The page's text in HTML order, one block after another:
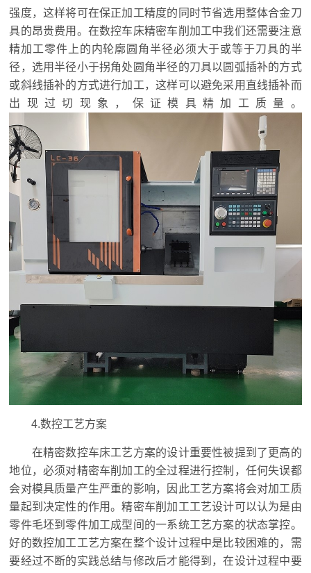
强度，这样将可在保正加工精度的同时节省选用整体合金刀
具的昂贵费用。在数控车床精密车削加工中我们还需要注意
精加工零件上的内轮廓圆角半径必须大于或等于刀具的半
径，选用半径小于拐角处圆角半径的刀具以圆弧插补的方式
或斜线插补的方式进行加工，这样可以避免采用直线插补而
出现过切现象，保证模具精加工质量。
4.数控工艺方案
在精密数控车床工艺方案的设计重要性被提到了更高的
地位，必须对精密车削加工的全过程进行控制，任何失误都
会对模具质量产生严重的影响，因此工艺方案将会对加工质
量起到决定性的作用。精密车削加工工艺设计可以认为是由
零件毛坯到零件加工成型间的一系统工艺方案的状态掌控。
好的数控加工工艺方案在整个设计过程中是比较困难的，需
要经过不断的实践总结与修改后才能得到，在设计过程中要